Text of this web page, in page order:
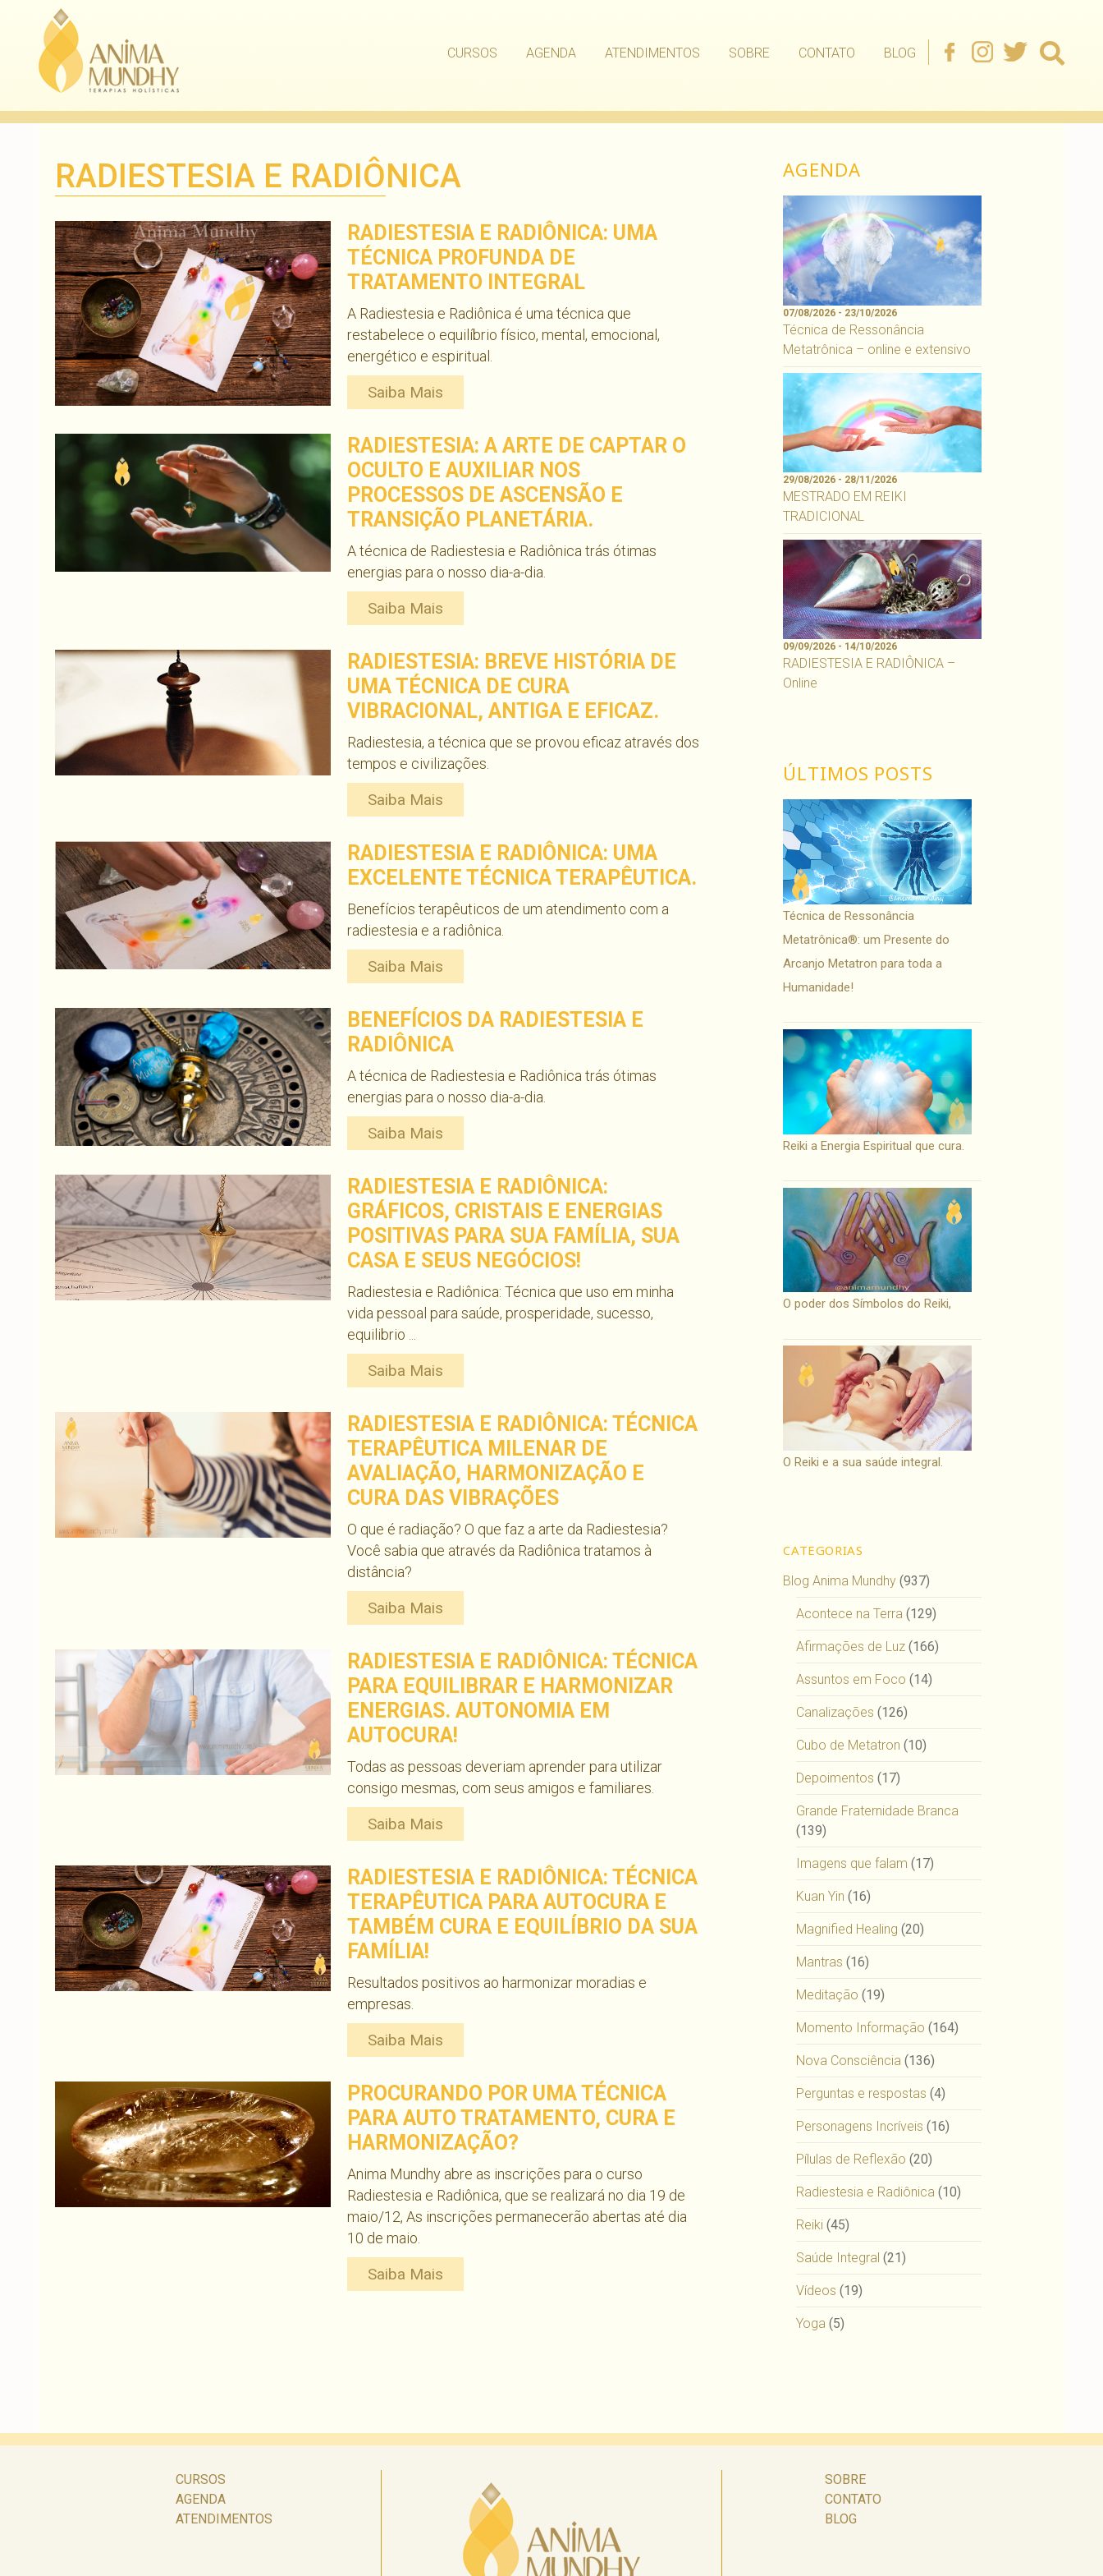
CURSOS AGENDA ATENDIMENTOS SOBRE CONTATO BLOG
RADIESTESIA E RADIÔNICA
RADIESTESIA E RADIÔNICA: UMA
TÉCNICA PROFUNDA DE
TRATAMENTO INTEGRAL
A Radiestesia e Radiônica é uma técnica que
restabelece o equilíbrio físico, mental, emocional,
energético e espiritual.
Saiba Mais
RADIESTESIA: A ARTE DE CAPTAR O
OCULTO E AUXILIAR NOS
PROCESSOS DE ASCENSÃO E
TRANSIÇÃO PLANETÁRIA.
A técnica de Radiestesia e Radiônica trás ótimas
energias para o nosso dia-a-dia.
Saiba Mais
RADIESTESIA: BREVE HISTÓRIA DE
UMA TÉCNICA DE CURA
VIBRACIONAL, ANTIGA E EFICAZ.
Radiestesia, a técnica que se provou eficaz através dos
tempos e civilizações.
Saiba Mais
RADIESTESIA E RADIÔNICA: UMA
EXCELENTE TÉCNICA TERAPÊUTICA.
Benefícios terapêuticos de um atendimento com a
radiestesia e a radiônica.
Saiba Mais
BENEFÍCIOS DA RADIESTESIA E
RADIÔNICA
A técnica de Radiestesia e Radiônica trás ótimas
energias para o nosso dia-a-dia.
Saiba Mais
RADIESTESIA E RADIÔNICA:
GRÁFICOS, CRISTAIS E ENERGIAS
POSITIVAS PARA SUA FAMÍLIA, SUA
CASA E SEUS NEGÓCIOS!
Radiestesia e Radiônica: Técnica que uso em minha
vida pessoal para saúde, prosperidade, sucesso,
equilibrio ...
Saiba Mais
RADIESTESIA E RADIÔNICA: TÉCNICA
TERAPÊUTICA MILENAR DE
AVALIAÇÃO, HARMONIZAÇÃO E
CURA DAS VIBRAÇÕES
O que é radiação? O que faz a arte da Radiestesia?
Você sabia que através da Radiônica tratamos à
distância?
Saiba Mais
RADIESTESIA E RADIÔNICA: TÉCNICA
PARA EQUILIBRAR E HARMONIZAR
ENERGIAS. AUTONOMIA EM
AUTOCURA!
Todas as pessoas deveriam aprender para utilizar
consigo mesmas, com seus amigos e familiares.
Saiba Mais
RADIESTESIA E RADIÔNICA: TÉCNICA
TERAPÊUTICA PARA AUTOCURA E
TAMBÉM CURA E EQUILÍBRIO DA SUA
FAMÍLIA!
Resultados positivos ao harmonizar moradias e
empresas.
Saiba Mais
PROCURANDO POR UMA TÉCNICA
PARA AUTO TRATAMENTO, CURA E
HARMONIZAÇÃO?
Anima Mundhy abre as inscrições para o curso
Radiestesia e Radiônica, que se realizará no dia 19 de
maio/12, As inscrições permanecerão abertas até dia
10 de maio.
Saiba Mais
AGENDA
07/08/2026 - 23/10/2026
Técnica de Ressonância
Metatrônica – online e extensivo
29/08/2026 - 28/11/2026
MESTRADO EM REIKI
TRADICIONAL
09/09/2026 - 14/10/2026
RADIESTESIA E RADIÔNICA –
Online
ÚLTIMOS POSTS
Técnica de Ressonância
Metatrônica®: um Presente do
Arcanjo Metatron para toda a
Humanidade!
Reiki a Energia Espiritual que cura.
O poder dos Símbolos do Reiki,
O Reiki e a sua saúde integral.
CATEGORIAS
Blog Anima Mundhy (937)
Acontece na Terra (129)
Afirmações de Luz (166)
Assuntos em Foco (14)
Canalizações (126)
Cubo de Metatron (10)
Depoimentos (17)
Grande Fraternidade Branca
(139)
Imagens que falam (17)
Kuan Yin (16)
Magnified Healing (20)
Mantras (16)
Meditação (19)
Momento Informação (164)
Nova Consciência (136)
Perguntas e respostas (4)
Personagens Incríveis (16)
Pílulas de Reflexão (20)
Radiestesia e Radiônica (10)
Reiki (45)
Saúde Integral (21)
Vídeos (19)
Yoga (5)
CURSOS
AGENDA
ATENDIMENTOS
SOBRE
CONTATO
BLOG